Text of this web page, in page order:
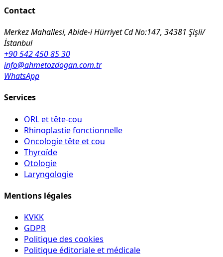
Contact
Merkez Mahallesi, Abide-i Hürriyet Cd No:147, 34381 Şişli/
İstanbul
+90 542 450 85 30
info@ahmetozdogan.com.tr
WhatsApp
Services
ORL et tête-cou
Rhinoplastie fonctionnelle
Oncologie tête et cou
Thyroïde
Otologie
Laryngologie
Mentions légales
KVKK
GDPR
Politique des cookies
Politique éditoriale et médicale